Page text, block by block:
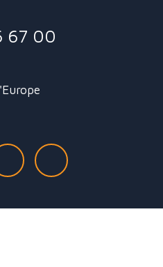
67 00